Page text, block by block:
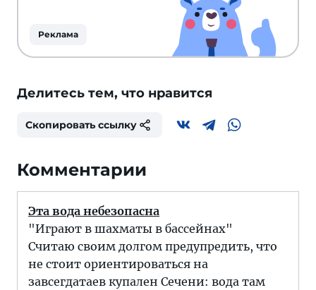
Реклама
Делитесь тем, что нравится
Скопировать ссылку
Комментарии
Эта вода небезопасна
"Играют в шахматы в бассейнах"
Считаю своим долгом предупредить, что
не стоит ориентироваться на
завсегдатаев купален Сечени: вода там